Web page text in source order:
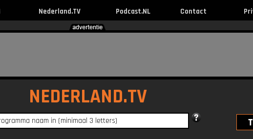
Nederland.TV Podcast.NL Contact
NEDERLAND.TV